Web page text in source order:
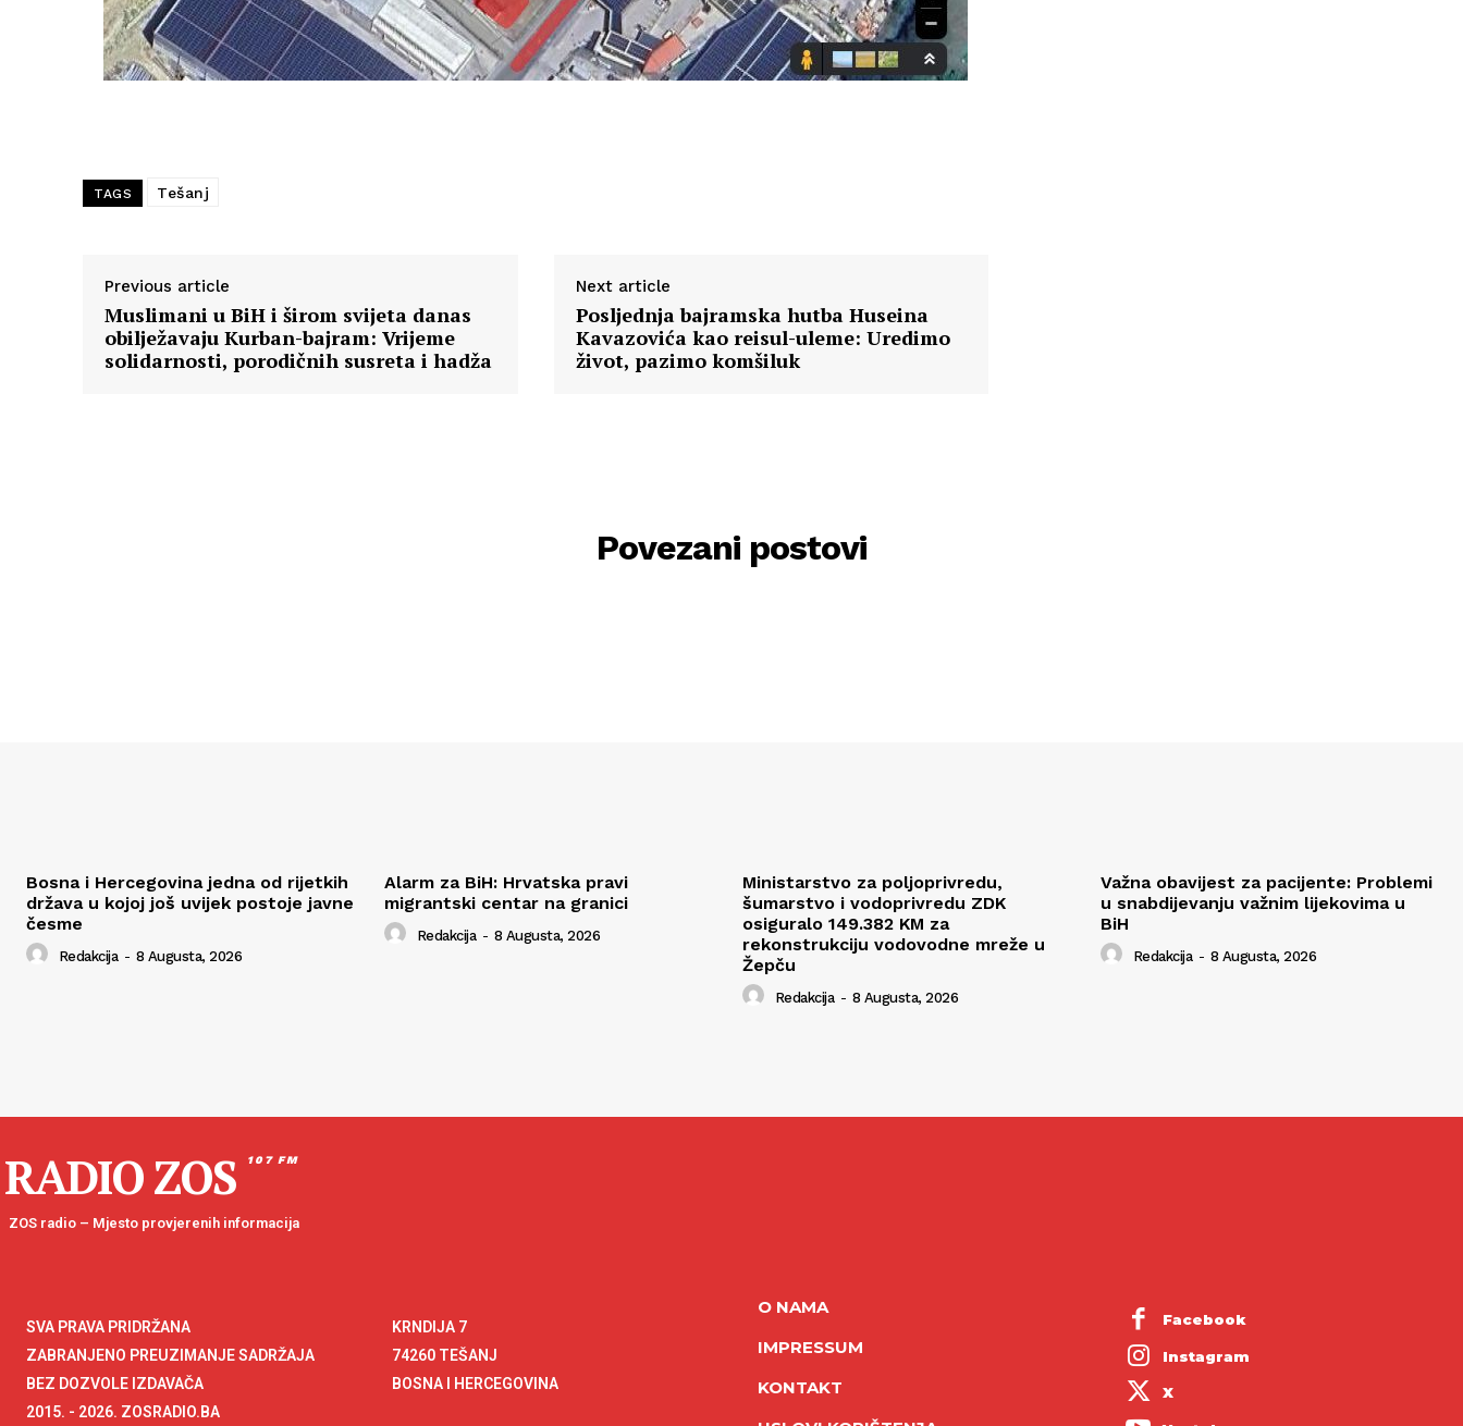
TAGS Tešanj
Previous article
Muslimani u BiH i širom svijeta danas
obilježavaju Kurban-bajram: Vrijeme
solidarnosti, porodičnih susreta i hadža
Next article
Posljednja bajramska hutba Huseina
Kavazovića kao reisul-uleme: Uredimo
život, pazimo komšiluk
Povezani postovi
Bosna i Hercegovina jedna od rijetkih
država u kojoj još uvijek postoje javne
česme
Redakcija - 8 Augusta, 2026
Alarm za BiH: Hrvatska pravi
migrantski centar na granici
Redakcija - 8 Augusta, 2026
Ministarstvo za poljoprivredu,
šumarstvo i vodoprivredu ZDK
osiguralo 149.382 KM za
rekonstrukciju vodovodne mreže u
Žepču
Redakcija - 8 Augusta, 2026
Važna obavijest za pacijente: Problemi
u snabdijevanju važnim lijekovima u
BiH
Redakcija - 8 Augusta, 2026
RADIO ZOS 107 FM
ZOS radio – Mjesto provjerenih informacija
SVA PRAVA PRIDRŽANA
ZABRANJENO PREUZIMANJE SADRŽAJA
BEZ DOZVOLE IZDAVAČA
2015. - 2026. ZOSRADIO.BA
KRNDIJA 7
74260 TEŠANJ
BOSNA I HERCEGOVINA
O NAMA
IMPRESSUM
KONTAKT
Facebook
Instagram
X